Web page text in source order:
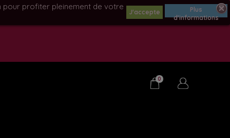
0
pour profiter pleinement de votre
J'accepte
Plus
d'informations